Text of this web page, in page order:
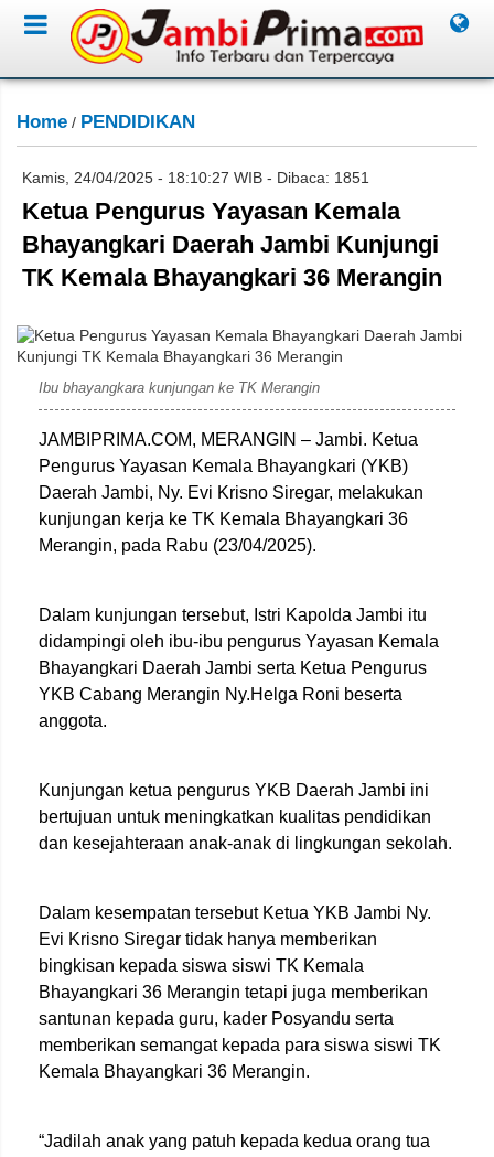
Home / PENDIDIKAN
Kamis, 24/04/2025 - 18:10:27 WIB - Dibaca: 1851
Ketua Pengurus Yayasan Kemala
Bhayangkari Daerah Jambi Kunjungi
TK Kemala Bhayangkari 36 Merangin
Ibu bhayangkara kunjungan ke TK Merangin
JAMBIPRIMA.COM, MERANGIN – Jambi. Ketua
Pengurus Yayasan Kemala Bhayangkari (YKB)
Daerah Jambi, Ny. Evi Krisno Siregar, melakukan
kunjungan kerja ke TK Kemala Bhayangkari 36
Merangin, pada Rabu (23/04/2025).
Dalam kunjungan tersebut, Istri Kapolda Jambi itu
didampingi oleh ibu-ibu pengurus Yayasan Kemala
Bhayangkari Daerah Jambi serta Ketua Pengurus
YKB Cabang Merangin Ny.Helga Roni beserta
anggota.
Kunjungan ketua pengurus YKB Daerah Jambi ini
bertujuan untuk meningkatkan kualitas pendidikan
dan kesejahteraan anak-anak di lingkungan sekolah.
Dalam kesempatan tersebut Ketua YKB Jambi Ny.
Evi Krisno Siregar tidak hanya memberikan
bingkisan kepada siswa siswi TK Kemala
Bhayangkari 36 Merangin tetapi juga memberikan
santunan kepada guru, kader Posyandu serta
memberikan semangat kepada para siswa siswi TK
Kemala Bhayangkari 36 Merangin.
“Jadilah anak yang patuh kepada kedua orang tua